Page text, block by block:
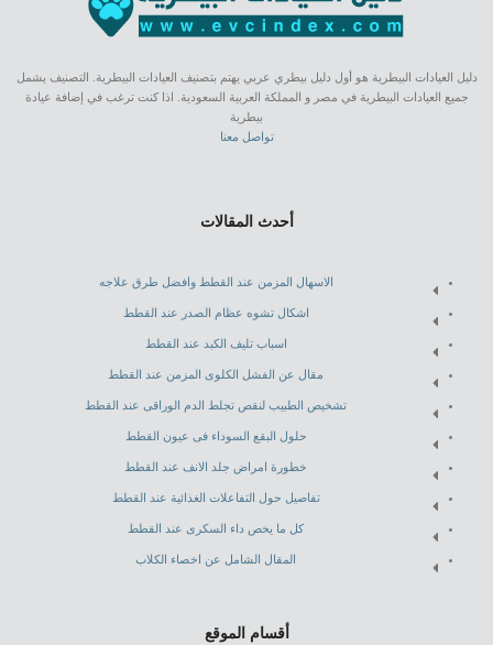
دليل العيادات البيطرية هو أول دليل بيطري عربي يهتم بتصنيف العيادات البيطرية. التصنيف يشمل
جميع العيادات البيطرية في مصر و المملكة العربية السعودية. اذا كنت ترغب في إضافة عيادة
بيطرية
تواصل معنا
أحدث المقالات
الاسهال المزمن عند القطط وافضل طرق علاجه
اشكال تشوه عظام الصدر عند القطط
اسباب تليف الكبد عند القطط
مقال عن الفشل الكلوى المزمن عند القطط
تشخيص الطبيب لنقص تجلط الدم الوراقى عند القطط
حلول البقع السوداء فى عيون القطط
خطورة امراض جلد الانف عند القطط
تفاصيل حول التفاعلات الغذائية عند القطط
كل ما يخص داء السكرى عند القطط
المقال الشامل عن اخصاء الكلاب
أقسام الموقع